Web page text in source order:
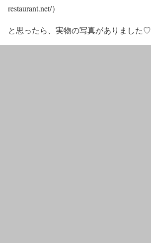
restaurant.net/）
と思ったら、実物の写真がありました♡